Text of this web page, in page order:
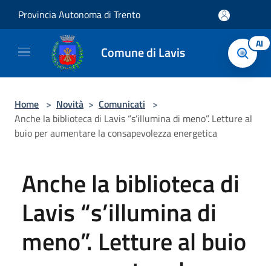
Provincia Autonoma di Trento
Comune di Lavis AI
Home > Novità > Comunicati >
Anche la biblioteca di Lavis “s’illumina di meno”. Letture al
buio per aumentare la consapevolezza energetica
Anche la biblioteca di
Lavis “s’illumina di
meno”. Letture al buio